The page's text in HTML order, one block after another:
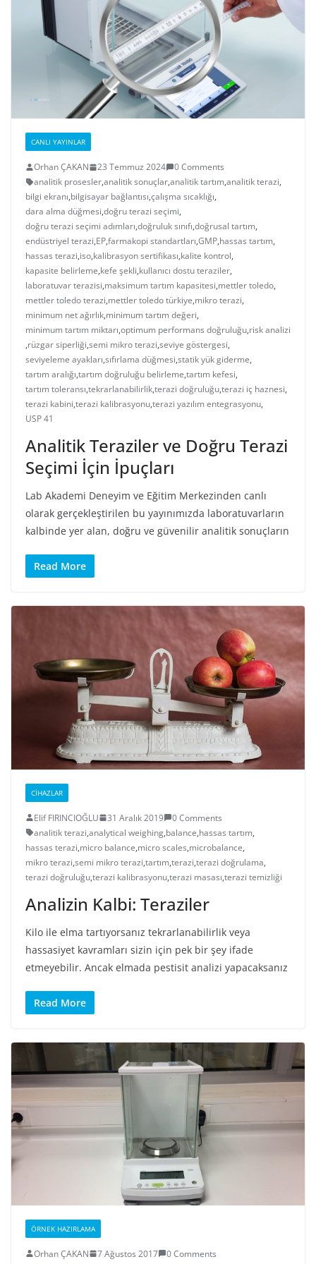
CANLI YAYINLAR
Orhan ÇAKAN 23 Temmuz 2024
0 Comments
analitik prosesler,analitik sonuçlar,analitik tartım,analitik terazi,
bilgi ekranı,bilgisayar bağlantısı,çalışma sıcaklığı,
dara alma düğmesi,doğru terazi seçimi,
doğru terazi seçimi adımları,doğruluk sınıfı,doğrusal tartım,
endüstriyel terazi,EP,farmakopi standartları,GMP,hassas tartım,
hassas terazi,iso,kalibrasyon sertifikası,kalite kontrol,
kapasite belirleme,kefe şekli,kullanıcı dostu teraziler,
laboratuvar terazisi,maksimum tartım kapasitesi,mettler toledo,
mettler toledo terazi,mettler toledo türkiye,mikro terazi,
minimum net ağırlık,minimum tartım değeri,
minimum tartım miktarı,optimum performans doğruluğu,risk analizi
,rüzgar siperliği,semi mikro terazi,seviye göstergesi,
seviyeleme ayakları,sıfırlama düğmesi,statik yük giderme,
tartım aralığı,tartım doğruluğu belirleme,tartım kefesi,
tartım toleransı,tekrarlanabilirlik,terazi doğruluğu,terazi iç haznesi,
terazi kabini,terazi kalibrasyonu,terazi yazılım entegrasyonu,
USP 41
Analitik Teraziler ve Doğru Terazi
Seçimi İçin İpuçları
Lab Akademi Deneyim ve Eğitim Merkezinden canlı
olarak gerçekleştirilen bu yayınımızda laboratuvarların
kalbinde yer alan, doğru ve güvenilir analitik sonuçların
Read More
CIHAZLAR
Elif FIRINCIOĞLU 31 Aralık 2019
0 Comments
analitik terazi,analytical weighing,balance,hassas tartım,
hassas terazi,micro balance,micro scales,microbalance,
mikro terazi,semi mikro terazi,tartım,terazi,terazi doğrulama,
terazi doğruluğu,terazi kalibrasyonu,terazi masası,terazi temizliği
Analizin Kalbi: Teraziler
Kilo ile elma tartıyorsanız tekrarlanabilirlik veya
hassasiyet kavramları sizin için pek bir şey ifade
etmeyebilir. Ancak elmada pestisit analizi yapacaksanız
Read More
ÖRNEK HAZIRLAMA
Orhan ÇAKAN 7 Ağustos 2017
0 Comments